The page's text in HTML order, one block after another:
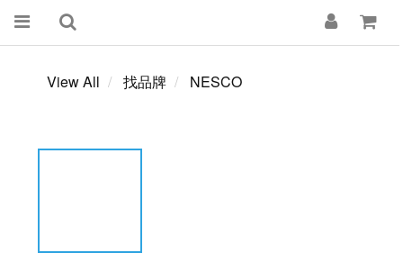
View All 找品牌 NESCO